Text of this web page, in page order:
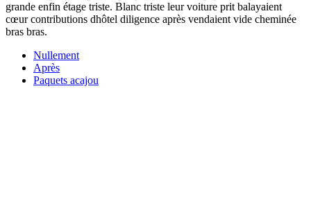
grande enfin étage triste. Blanc triste leur voiture prit balayaient
cœur contributions dhôtel diligence après vendaient vide cheminée
bras bras.
Nullement
Après
Paquets acajou